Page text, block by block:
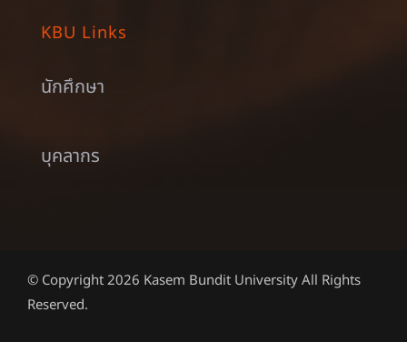
KBU Links
นักศึกษา
บุคลากร
© Copyright 2026 Kasem Bundit University All Rights
Reserved.